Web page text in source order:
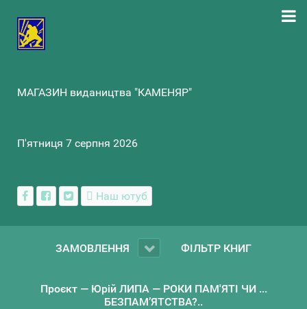
МАГАЗИН видаництва "КАМЕНЯР"
П'ятниця 7 серпня 2026
Наш ютуб
ЗАМОВЛЕННЯ ФІЛЬТР КНИГ
Проєкт — Юрій ЛИПА — РОКИ ПАМ'ЯТІ ЧИ ...
БЕЗПАМ’ЯТСТВА?..